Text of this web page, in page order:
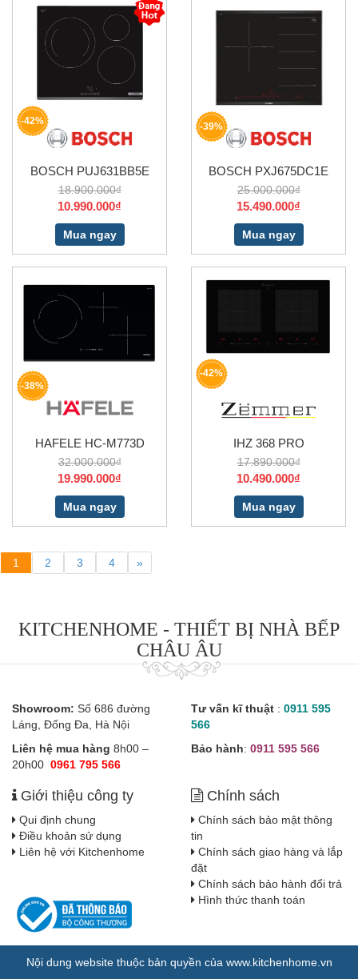
-42%
BOSCH PUJ631BB5E
18.900.000₫
10.990.000₫
Mua ngay
-39%
BOSCH PXJ675DC1E
25.000.000₫
15.490.000₫
Mua ngay
-38%
HAFELE HC-M773D
32.000.000₫
19.990.000₫
Mua ngay
-42%
IHZ 368 PRO
17.890.000₫
10.490.000₫
Mua ngay
1 2 3 4 »
KITCHENHOME - THIẾT BỊ NHÀ BẾP
CHÂU ÂU
Showroom: Số 686 đường
Láng, Đống Đa, Hà Nội
Liên hệ mua hàng 8h00 –
20h00 0961 795 566
Tư vấn kĩ thuật : 0911 595
566
Bảo hành: 0911 595 566
Giới thiệu công ty
Qui định chung
Điều khoản sử dụng
Liên hệ với Kitchenhome
Chính sách
Chính sách bảo mật thông
tin
Chính sách giao hàng và lắp
đặt
Chính sách bảo hành đổi trả
Hình thức thanh toán
Nội dung website thuộc bản quyền của www.kitchenhome.vn